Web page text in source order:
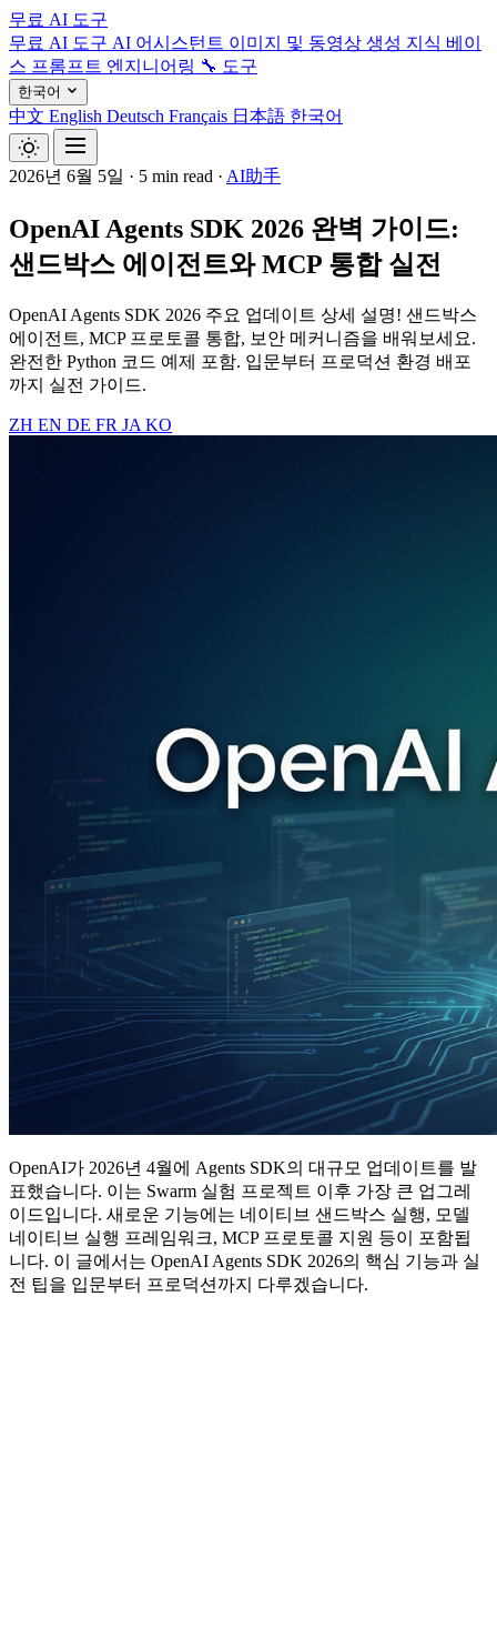
무료 AI 도구
무료 AI 도구 AI 어시스턴트 이미지 및 동영상 생성 지식 베이
스 프롬프트 엔지니어링 🔧 도구
한국어
中文 English Deutsch Français 日本語 한국어
2026년 6월 5일 · 5 min read · AI助手
OpenAI Agents SDK 2026 완벽 가이드:
샌드박스 에이전트와 MCP 통합 실전
OpenAI Agents SDK 2026 주요 업데이트 상세 설명! 샌드박스
에이전트, MCP 프로토콜 통합, 보안 메커니즘을 배워보세요.
완전한 Python 코드 예제 포함. 입문부터 프로덕션 환경 배포
까지 실전 가이드.
ZH EN DE FR JA KO
OpenAI가 2026년 4월에 Agents SDK의 대규모 업데이트를 발
표했습니다. 이는 Swarm 실험 프로젝트 이후 가장 큰 업그레
이드입니다. 새로운 기능에는 네이티브 샌드박스 실행, 모델
네이티브 실행 프레임워크, MCP 프로토콜 지원 등이 포함됩
니다. 이 글에서는 OpenAI Agents SDK 2026의 핵심 기능과 실
전 팁을 입문부터 프로덕션까지 다루겠습니다.